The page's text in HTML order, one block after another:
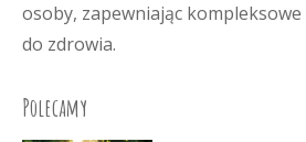
osoby, zapewniając
do zdrowia.
Polecamy